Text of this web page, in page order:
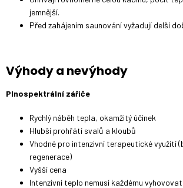
jemnější.
Před zahájením saunování vyžadují delší
Výhody a nevýhody
Plnospektrální zářiče
Rychlý náběh tepla, okamžitý účinek
Hlubší prohřátí svalů a kloubů
Vhodné pro intenzivní terapeutické využití
regenerace)
Vyšší cena
Intenzivní teplo nemusí každému vyhovovat